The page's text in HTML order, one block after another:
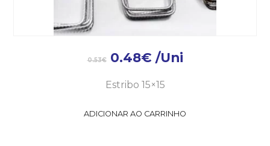
0.53€ 0.48€ /Uni
Estribo 15×15
ADICIONAR AO CARRINHO